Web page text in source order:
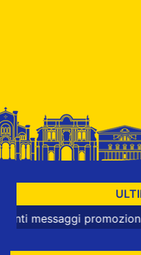
promozionali e